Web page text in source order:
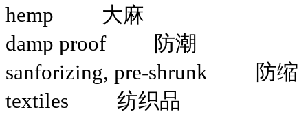
hemp 大麻
damp proof 防潮
sanforizing, pre-shrunk 防缩
textiles 纺织品